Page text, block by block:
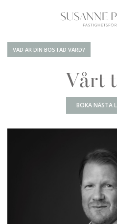
VAD ÄR DIN BOSTAD VÄRD?
Vårt
BOKA NÄSTA